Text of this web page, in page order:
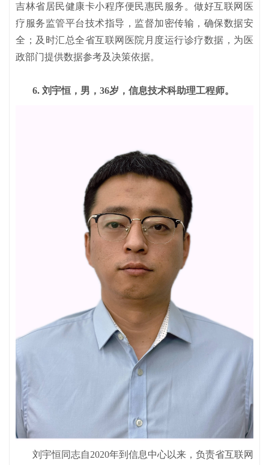
吉林省居民健康卡小程序便民惠民服务。做好互联网医
疗服务监管平台技术指导，监督加密传输，确保数据安
全；及时汇总全省互联网医院月度运行诊疗数据，为医
政部门提供数据参考及决策依据。
6. 刘宇恒，男，36岁，信息技术科助理工程师。
刘宇恒同志自2020年到信息中心以来，负责省互联网